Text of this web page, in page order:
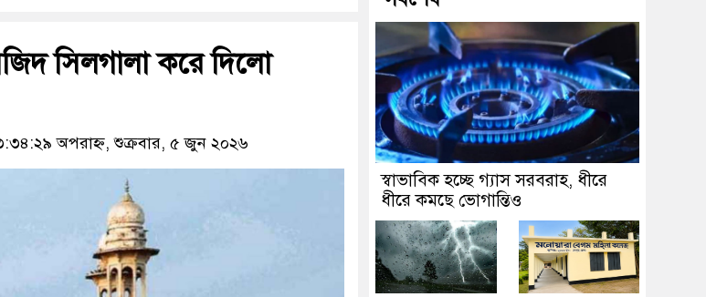
সিলগালা করে দিলো
অপরাহ্ন, শুক্রবার, ৫ জুন ২০২৬
স্বাভাবিক হচ্ছে গ্যাস সরবরাহ, ধীরে
ধীরে কমছে ভোগান্তিও